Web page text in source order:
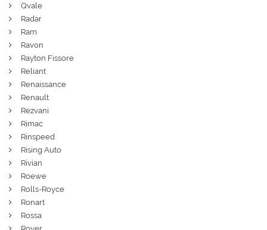
Qvale
Radar
Ram
Ravon
Rayton Fissore
Reliant
Renaissance
Renault
Rezvani
Rimac
Rinspeed
Rising Auto
Rivian
Roewe
Rolls-Royce
Ronart
Rossa